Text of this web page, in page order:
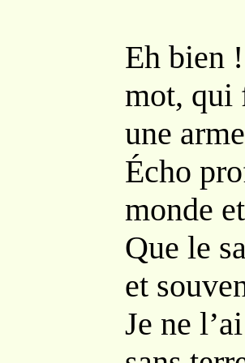
Eh bien
mot, qui
une
Écho
monde
Que le
et
Je ne